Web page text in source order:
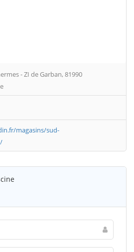
- ZI de Garban, 81990
magasins/sud-